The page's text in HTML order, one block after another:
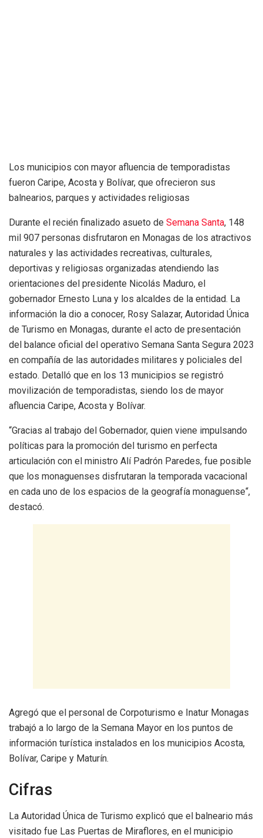
Los municipios con mayor afluencia de temporadistas
fueron Caripe, Acosta y Bolívar, que ofrecieron sus
balnearios, parques y actividades religiosas
Durante el recién finalizado asueto de Semana Santa, 148
mil 907 personas disfrutaron en Monagas de los atractivos
naturales y las actividades recreativas, culturales,
deportivas y religiosas organizadas atendiendo las
orientaciones del presidente Nicolás Maduro, el
gobernador Ernesto Luna y los alcaldes de la entidad. La
información la dio a conocer, Rosy Salazar, Autoridad Única
de Turismo en Monagas, durante el acto de presentación
del balance oficial del operativo Semana Santa Segura 2023
en compañía de las autoridades militares y policiales del
estado. Detalló que en los 13 municipios se registró
movilización de temporadistas, siendo los de mayor
afluencia Caripe, Acosta y Bolívar.
“Gracias al trabajo del Gobernador, quien viene impulsando
políticas para la promoción del turismo en perfecta
articulación con el ministro Alí Padrón Paredes, fue posible
que los monaguenses disfrutaran la temporada vacacional
en cada uno de los espacios de la geografía monaguense“,
destacó.
Agregó que el personal de Corpoturismo e Inatur Monagas
trabajó a lo largo de la Semana Mayor en los puntos de
información turística instalados en los municipios Acosta,
Bolívar, Caripe y Maturín.
Cifras
La Autoridad Única de Turismo explicó que el balneario más
visitado fue Las Puertas de Miraflores, en el municipio